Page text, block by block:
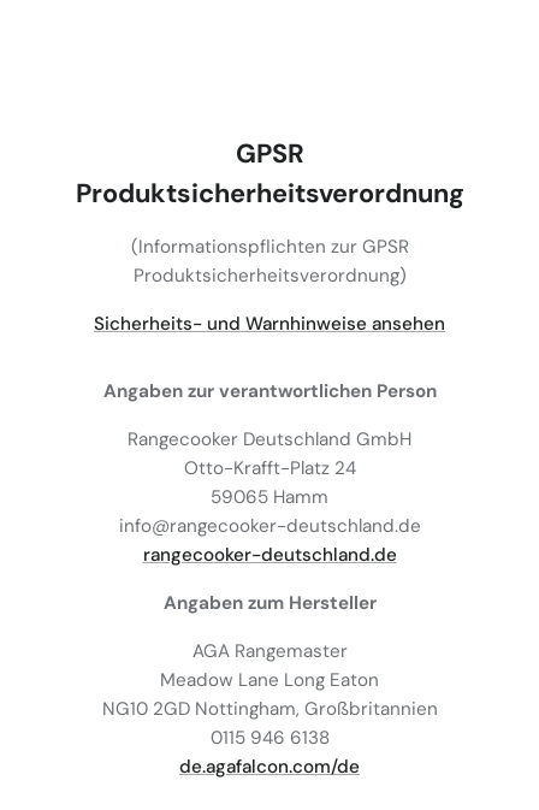
GPSR
Produktsicherheitsverordnung
(Informationspflichten zur GPSR
Produktsicherheitsverordnung)
Sicherheits- und Warnhinweise ansehen
Angaben zur verantwortlichen Person
Rangecooker Deutschland GmbH
Otto-Krafft-Platz 24
59065 Hamm
info@rangecooker-deutschland.de
rangecooker-deutschland.de
Angaben zum Hersteller
AGA Rangemaster
Meadow Lane Long Eaton
NG10 2GD Nottingham, Großbritannien
0115 946 6138
de.agafalcon.com/de